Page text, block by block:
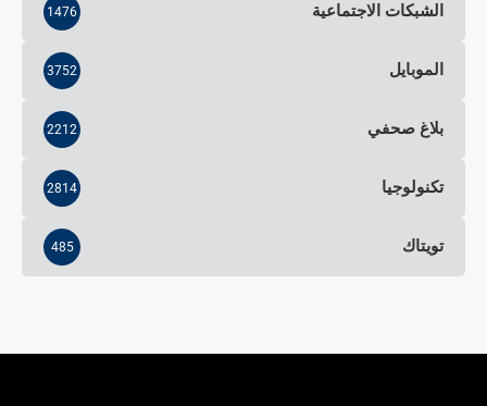
الشبكات الاجتماعية 1476
الموبايل 3752
بلاغ صحفي 2212
تكنولوجيا 2814
تويتاك 485